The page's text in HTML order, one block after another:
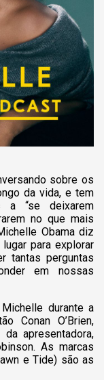
sobre os
da vida, e tem
a “se deixarem
no que mais
Obama diz
para explorar
tantas perguntas
em nossas
durante a
Conan O’Brien,
apresentadora,
As marcas
e Tide) são as